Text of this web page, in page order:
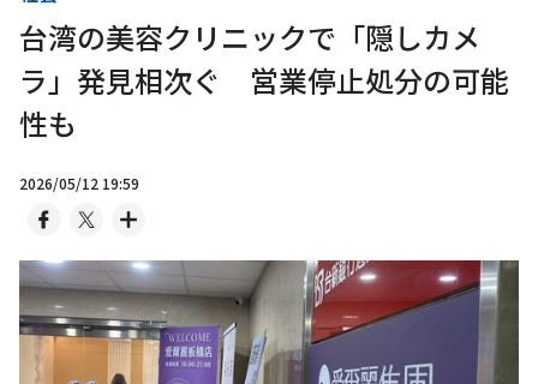
台湾の美容クリニックで「隠しカメ
ラ」発見相次ぐ 営業停止処分の可能
性も
2026/05/12 19:59